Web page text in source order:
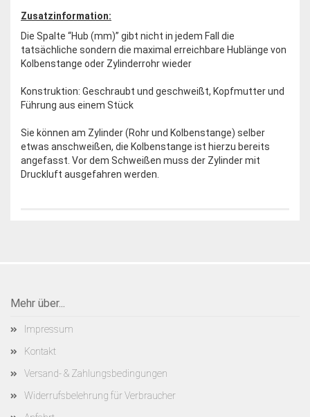
Zusatzinformation:
Die Spalte “Hub (mm)” gibt nicht in jedem Fall die
tatsächliche sondern die maximal erreichbare Hublänge von
Kolbenstange oder Zylinderrohr wieder
Konstruktion: Geschraubt und geschweißt, Kopfmutter und
Führung aus einem Stück
Sie können am Zylinder (Rohr und Kolbenstange) selber
etwas anschweißen, die Kolbenstange ist hierzu bereits
angefasst. Vor dem Schweißen muss der Zylinder mit
Druckluft ausgefahren werden.
Mehr über...
Impressum
Kontakt
Versand- & Zahlungsbedingungen
Widerrufsbelehrung für Verbraucher